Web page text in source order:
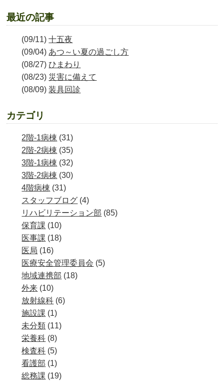
最近の記事
(09/11)十五夜
(09/04) あつ～い夏の過ごし方
(08/27) ひまわり
(08/23) 災害に備えて
(08/09)装具回診
カテゴリ
2階-1病棟 (31)
2階-2病棟 (35)
3階-1病棟 (32)
3階-2病棟 (30)
4階病棟 (31)
スタッフブログ (4)
リハビリテーション部 (85)
保育課 (10)
医事課 (18)
医局 (16)
医療安全管理委員会 (5)
地域連携部 (18)
外来 (10)
放射線科 (6)
施設課 (1)
未分類 (11)
栄養科 (8)
検査科 (5)
看護部 (1)
総務課 (19)